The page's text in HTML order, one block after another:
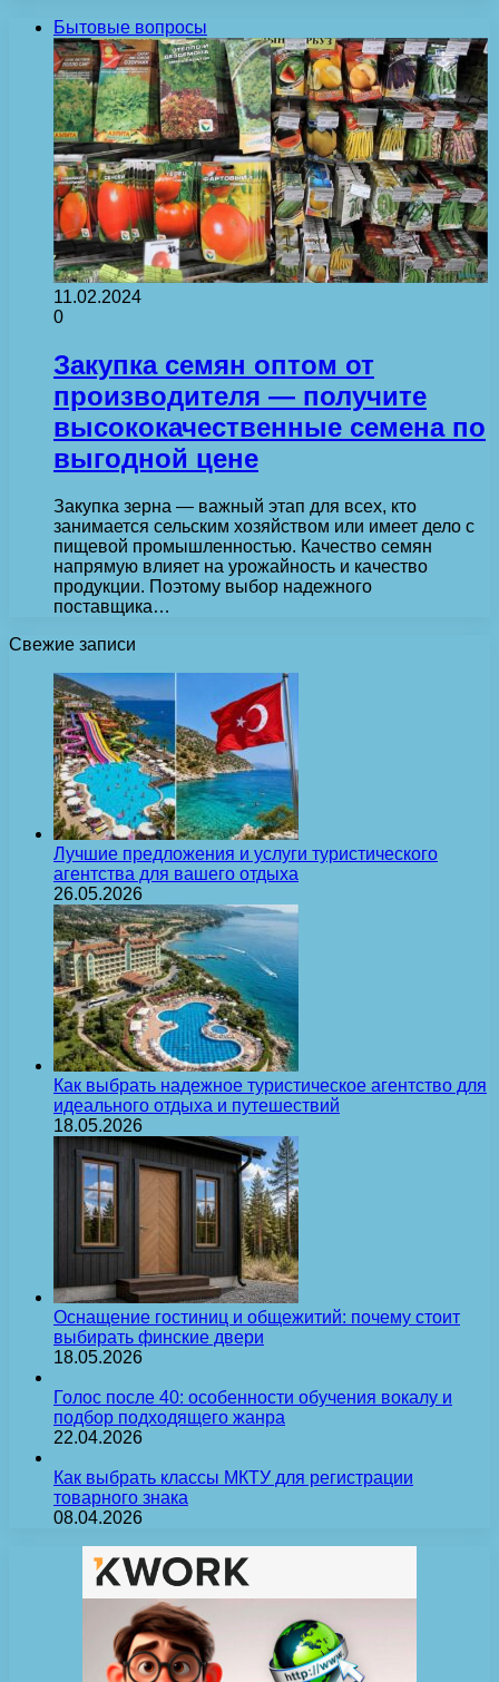
Бытовые вопросы
11.02.2024
0
Закупка семян оптом от
производителя — получите
высококачественные семена по
выгодной цене
Закупка зерна — важный этап для всех, кто
занимается сельским хозяйством или имеет дело с
пищевой промышленностью. Качество семян
напрямую влияет на урожайность и качество
продукции. Поэтому выбор надежного
поставщика…
Свежие записи
Лучшие предложения и услуги туристического
агентства для вашего отдыха
26.05.2026
Как выбрать надежное туристическое агентство для
идеального отдыха и путешествий
18.05.2026
Оснащение гостиниц и общежитий: почему стоит
выбирать финские двери
18.05.2026
Голос после 40: особенности обучения вокалу и
подбор подходящего жанра
22.04.2026
Как выбрать классы МКТУ для регистрации
товарного знака
08.04.2026